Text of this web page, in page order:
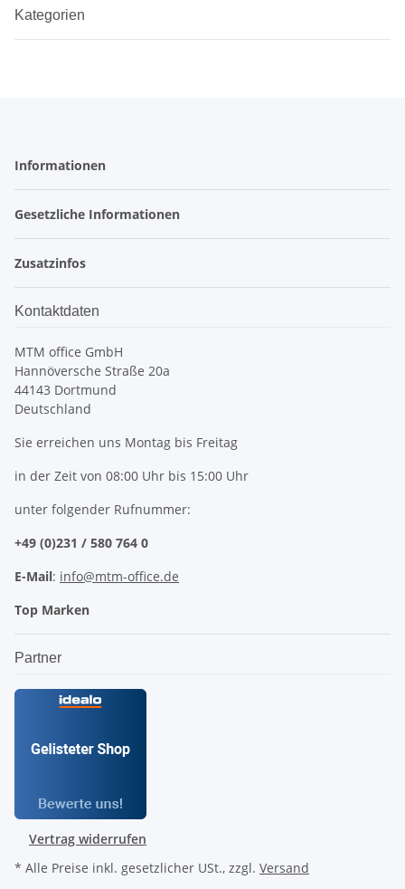
Kategorien
Informationen
Gesetzliche Informationen
Zusatzinfos
Kontaktdaten
MTM office GmbH
Hannöversche Straße 20a
44143 Dortmund
Deutschland
Sie erreichen uns Montag bis Freitag
in der Zeit von 08:00 Uhr bis 15:00 Uhr
unter folgender Rufnummer:
+49 (0)231 / 580 764 0
E-Mail: info@mtm-office.de
Top Marken
Partner
Vertrag widerrufen
* Alle Preise inkl. gesetzlicher USt., zzgl. Versand